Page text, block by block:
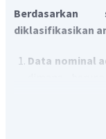
Berdasarkan
diklasifikasikan
Data nominal
tinggi dan yang